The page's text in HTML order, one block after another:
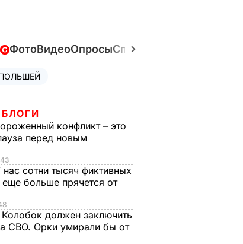
ФотоВидеоОпросыСпецпроекты
конфликт – это
перед новым
нас сотни тысяч фиктивных
еще больше прячется от
Колобок должен заключить
СВО. Орки умирали бы от